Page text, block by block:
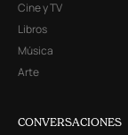
Cine y TV
Libros
Música
Arte
CONVERSACIONES